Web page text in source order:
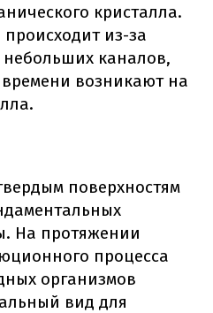
кристалла.
из-за
каналов,
возникают на
поверхностям
На протяжении
процесса
организмов
вид для